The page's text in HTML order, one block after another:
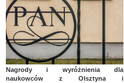
Nagrody i wyróżnienia dla
naukowców z Olsztyna i